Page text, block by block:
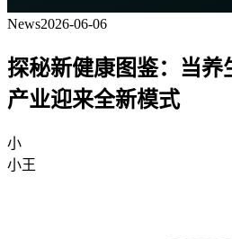
News2026-06-06
探秘新健康图鉴：当养
产业迎来全新模式
小
小王